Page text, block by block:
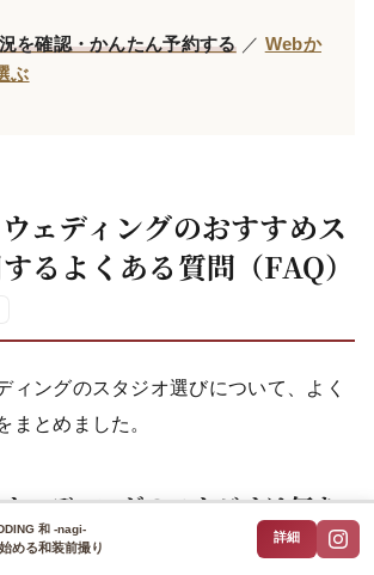
を確認・かんたん予約する／ Webか
ぶ
ェディングのおすすめス
るよくある質問（FAQ）
ィングのスタジオ選びについて、よく
まとめました。
ェディングのスタジオは何を
いいですか？
和 -nagi-
める和装前撮り
詳細